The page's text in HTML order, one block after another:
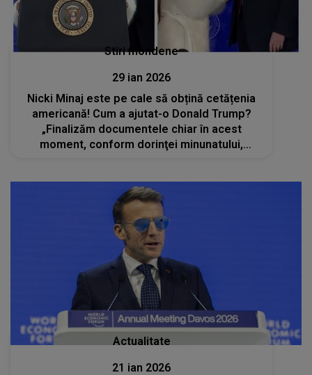
Stiri mondene
29 ian 2026
Nicki Minaj este pe cale să obțină cetățenia
americană! Cum a ajutat-o Donald Trump?
„Finalizăm documentele chiar în acest
moment, conform dorinţei minunatului,
Actualitate
21 ian 2026